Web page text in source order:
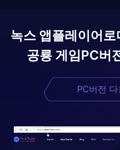
녹스 앱플레이어로
공룡 게임PC버
PC버전 다